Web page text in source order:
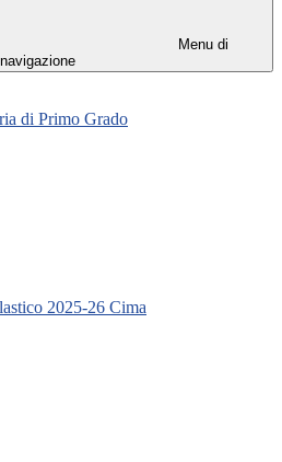
Menu di
navigazione
di Primo Grado
2025-26 Cima